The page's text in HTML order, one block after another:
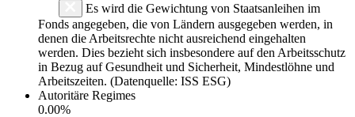
Es wird die Gewichtung von Staatsanleihen im
Fonds angegeben, die von Ländern ausgegeben werden, in
denen die Arbeitsrechte nicht ausreichend eingehalten
werden. Dies bezieht sich insbesondere auf den Arbeitsschutz
in Bezug auf Gesundheit und Sicherheit, Mindestlöhne und
Arbeitszeiten. (Datenquelle: ISS ESG)
Autoritäre Regimes
0.00%